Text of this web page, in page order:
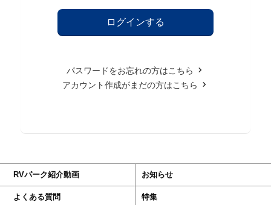
パスワードをお忘れの方はこちら
アカウント作成がまだの方はこちら
RVパーク紹介動画 お知らせ
よくある質問 特集